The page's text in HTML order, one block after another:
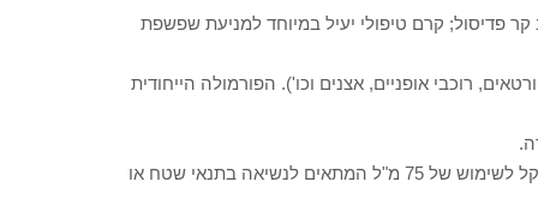
פדיסול; קרם טיפולי יעיל במיוחד למניעת שפשפת
רוכבי אופניים, אצנים וכו'). הפורמולה הייחודית
אפקטיב קר פדיסול קרם טיפולי למניעת שפשפת מוצע בגודל נוח וקל לשימוש של 75 מ"ל המתאים לנשיאה בתנאי שטח או